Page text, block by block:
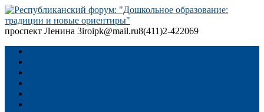
Skip
to
content
и новые ориентиры"
проспект Ленина 3iroipk@mail.ru8(411)2-422069